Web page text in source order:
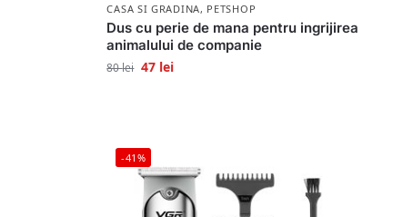
CASA SI GRADINA, PETSHOP
Dus cu perie de mana pentru ingrijirea
animalului de companie
80lei 47 lei
-41%